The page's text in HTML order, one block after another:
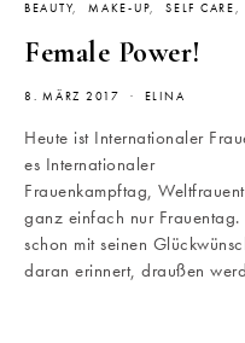
BEAUTY MAKE-UP SELF CARE
Female Power!
8. MÄRZ 2017 ELINA
Heute ist Internationaler
es Internationaler
Frauenkampftag,
ganz einfach nur
schon mit seinen
daran erinnert, draußen